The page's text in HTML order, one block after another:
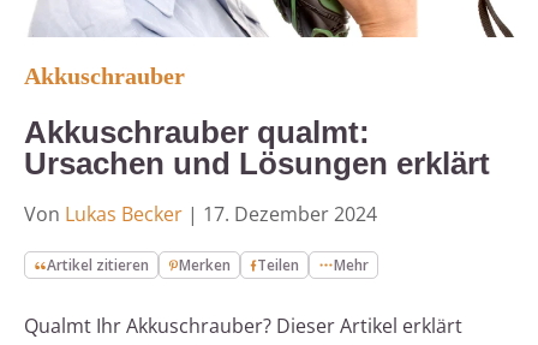
Akkuschrauber
Akkuschrauber qualmt:
Ursachen und Lösungen erklärt
Von Lukas Becker | 17. Dezember 2024
Artikel zitieren Merken Teilen Mehr
Qualmt Ihr Akkuschrauber? Dieser Artikel erklärt